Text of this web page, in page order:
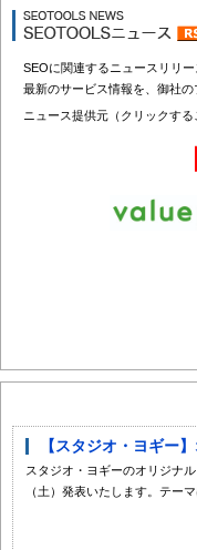
SEOに関連するニュースリリー
最新のサービス情報を、御社
ニュース提供元（クリックす
【スタジオ・ヨギー
スタジオ・ヨギーのオリジナ
（土）発表いたします。テー